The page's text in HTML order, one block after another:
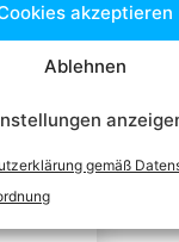
akzeptieren
Ablehnen
gemäß